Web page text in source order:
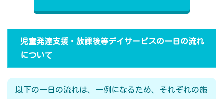
児童発達支援・放課後等デイサービスの一日の流れ
について
以下の一日の流れは、一例になるため、それぞれの施